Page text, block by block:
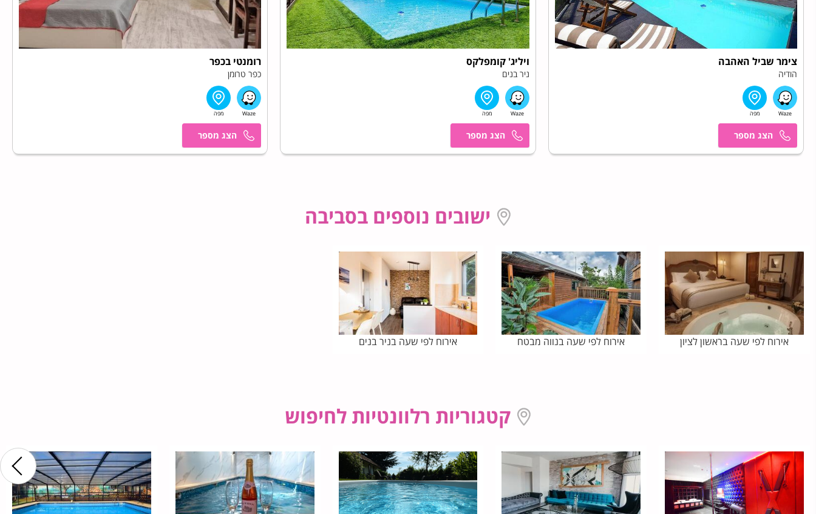
צימר שביל האהבה
הודיה
תהילה
ויליג' קומפלקס
ניר בנים
בועז
רומנטי בכפר
כפר טרומן
אשר
ישובים נוספים בסביבה
אירוח לפי שעה בראשון לציון אירוח לפי שעה בנווה מבטח אירוח לפי שעה בניר בנים
קטגוריות רלוונטיות לחיפוש